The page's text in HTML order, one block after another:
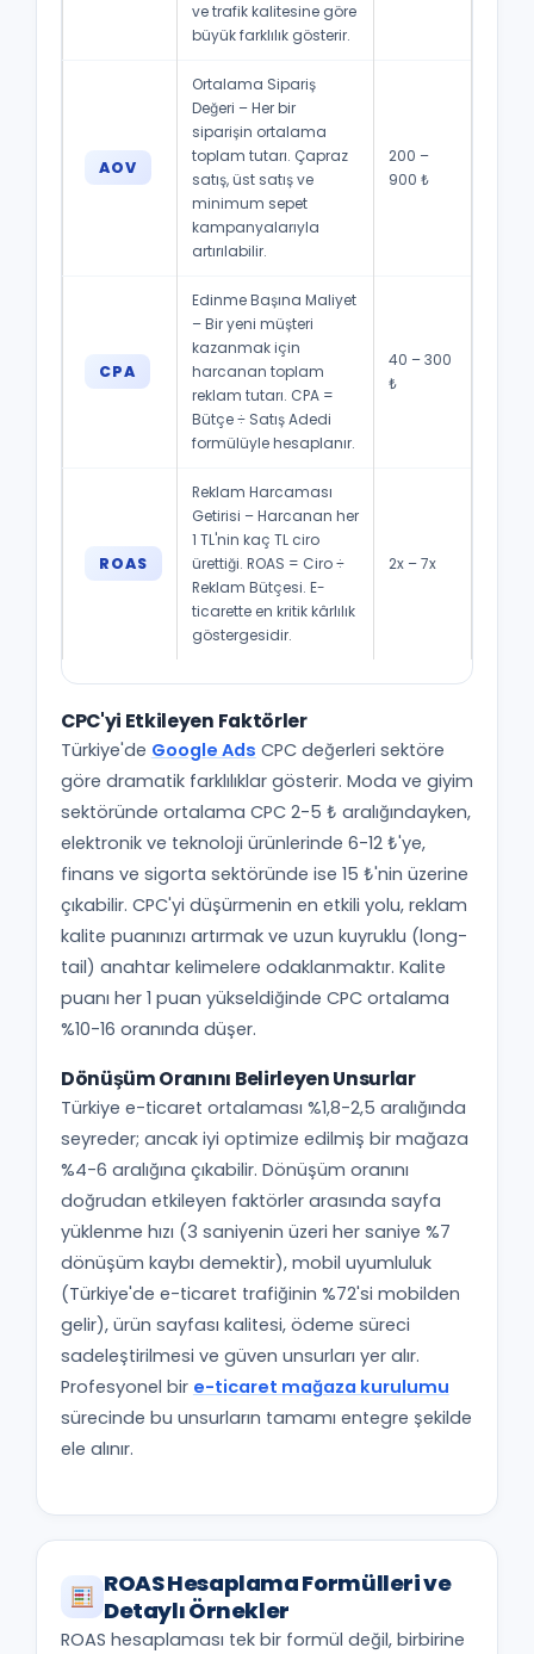
ve trafik kalitesine göre
büyük farklılık gösterir.
AOV
Ortalama Sipariş
Değeri – Her bir
siparişin ortalama
toplam tutarı. Çapraz
satış, üst satış ve
minimum sepet
kampanyalarıyla
artırılabilir.
200 –
900 ₺
CPA
Edinme Başına Maliyet
– Bir yeni müşteri
kazanmak için
harcanan toplam
reklam tutarı. CPA =
Bütçe ÷ Satış Adedi
formülüyle hesaplanır.
40 – 300
₺
ROAS
Reklam Harcaması
Getirisi – Harcanan her
1 TL'nin kaç TL ciro
ürettiği. ROAS = Ciro ÷
Reklam Bütçesi. E-
ticarette en kritik kârlılık
göstergesidir.
2x – 7x
CPC'yi Etkileyen Faktörler
Türkiye'de Google Ads CPC değerleri sektöre
göre dramatik farklılıklar gösterir. Moda ve giyim
sektöründe ortalama CPC 2-5 ₺ aralığındayken,
elektronik ve teknoloji ürünlerinde 6-12 ₺'ye,
finans ve sigorta sektöründe ise 15 ₺'nin üzerine
çıkabilir. CPC'yi düşürmenin en etkili yolu, reklam
kalite puanınızı artırmak ve uzun kuyruklu (long-
tail) anahtar kelimelere odaklanmaktır. Kalite
puanı her 1 puan yükseldiğinde CPC ortalama
%10-16 oranında düşer.
Dönüşüm Oranını Belirleyen Unsurlar
Türkiye e-ticaret ortalaması %1,8-2,5 aralığında
seyreder; ancak iyi optimize edilmiş bir mağaza
%4-6 aralığına çıkabilir. Dönüşüm oranını
doğrudan etkileyen faktörler arasında sayfa
yüklenme hızı (3 saniyenin üzeri her saniye %7
dönüşüm kaybı demektir), mobil uyumluluk
(Türkiye'de e-ticaret trafiğinin %72'si mobilden
gelir), ürün sayfası kalitesi, ödeme süreci
sadeleştirilmesi ve güven unsurları yer alır.
Profesyonel bir e-ticaret mağaza kurulumu
sürecinde bu unsurların tamamı entegre şekilde
ele alınır.
ROAS Hesaplama Formülleri ve
Detaylı Örnekler
ROAS hesaplaması tek bir formül değil, birbirine